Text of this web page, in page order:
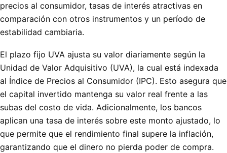
precios al consumidor, tasas de interés atractivas en
comparación con otros instrumentos y un período de
estabilidad cambiaria.
El plazo fijo UVA ajusta su valor diariamente según la
Unidad de Valor Adquisitivo (UVA), la cual está indexada
al Índice de Precios al Consumidor (IPC). Esto asegura que
el capital invertido mantenga su valor real frente a las
subas del costo de vida. Adicionalmente, los bancos
aplican una tasa de interés sobre este monto ajustado, lo
que permite que el rendimiento final supere la inflación,
garantizando que el dinero no pierda poder de compra.